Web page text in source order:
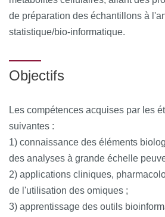
de préparation des échantillons à
statistique/bio-informatique.
Objectifs
Les compétences acquises par les
suivantes :
1) connaissance des éléments
des analyses à grande échelle
2) applications cliniques,
de l'utilisation des omiques ;
3) apprentissage des outils